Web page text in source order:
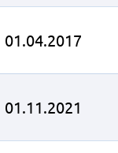
01.04.2017
01.11.2021